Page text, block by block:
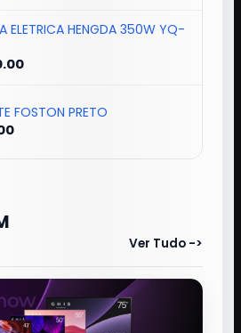
ELETRICA HENGDA 350W YQ-
FOSTON PRETO
Ver Tudo ->